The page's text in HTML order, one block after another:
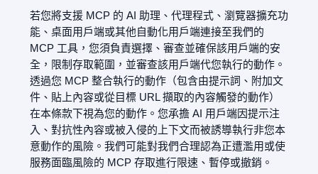
若您將支援 MCP 的 AI 助理、代理程式、瀏覽器擴充功
能、桌面用戶端或其他自動化用戶端連接至我們的
MCP 工具，您須負責選擇、審查並確保該用戶端的安
全，限制存取範圍，並審查該用戶端代您執行的動作。
透過您 MCP 整合執行的動作（包含由提示詞、附加文
件、貼上內容或從目標 URL 擷取的內容觸發的動作）
在本條款下視為您的動作。您承擔 AI 用戶端因提示注
入、對抗性內容或被入侵的上下文而被誘導執行非您本
意動作的風險。我們可能對我們合理認為正遭濫用或使
服務面臨風險的 MCP 存取進行限速、暫停或撤銷。